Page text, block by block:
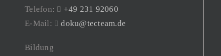
Telefon:
+49 231 92060
E-Mail:
doku@tecteam.de
Bildung